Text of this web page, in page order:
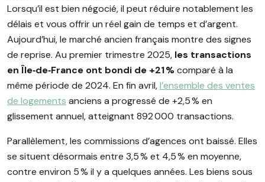
Lorsqu’il est bien négocié, il peut réduire notablement les
délais et vous offrir un réel gain de temps et d’argent.
Aujourd’hui, le marché ancien français montre des signes
de reprise. Au premier trimestre 2025, les transactions
en Île‑de‑France ont bondi de +21 %comparé à la
même période de 2024. En fin avril,l’ensemble des ventes
de logements anciens a progressé de +2,5 % en
glissement annuel, atteignant 892 000 transactions.
Parallèlement, les commissions d’agences ont baissé. Elles
se situent désormais entre 3,5 % et 4,5 % en moyenne,
contre environ 5 % il y a quelques années. Les biens sous